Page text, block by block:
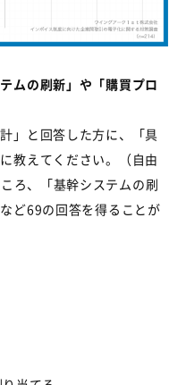
ムの刷新」や「購買プロ
」と回答した方に、「具
教えてください。（自由
ろ、「基幹システムの刷
ど69の回答を得ることが